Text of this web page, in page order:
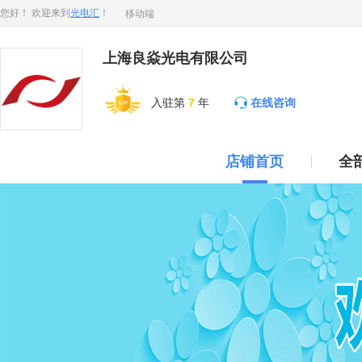
您好！ 欢迎来到 光电汇 ！ 移动端
上海良焱光电有限公司
入驻第 7 年 在线咨询
店铺首页 全